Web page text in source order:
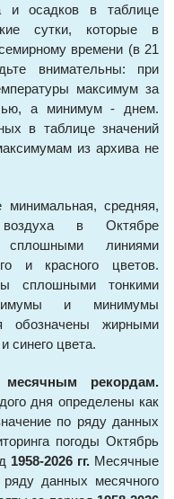
и осадков в таблице
сутки, которые в
времени (в 21
внимательны: при
максимум за
а минимум - днем.
в таблице значений
из архива не
средняя,
воздуха в Октябре
линиями
и красного цветов.
сплошными тонкими
и минимумы
обозначены жирными
синего цвета.
рекордам.
дня определены как
по ряду данных
погоды Октябрь
1958-2026 гг. Месячные
данных месячного